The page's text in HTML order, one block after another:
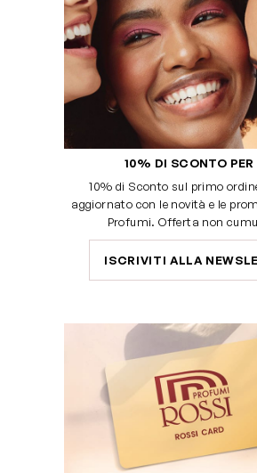
10% DI SCONTO PER
10% di Sconto sul primo
aggiornato con le novità e le
Profumi. Offerta non
ISCRIVITI ALLA